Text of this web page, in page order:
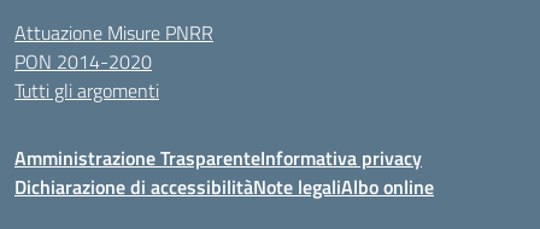
Attuazione Misure PNRR
PON 2014-2020
Tutti gli argomenti
Amministrazione TrasparenteInformativa privacy
Dichiarazione di accessibilitàNote legaliAlbo online